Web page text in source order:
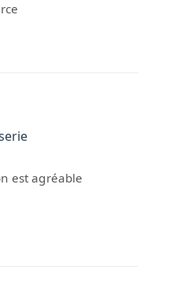
est agréable